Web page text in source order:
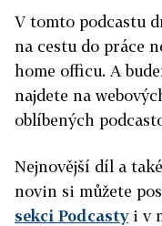
V tomto podcastu
na cestu do práce
home officu. A
najdete na
oblíbených
Nejnovější díl a
novin si můžete
sekci Podcastyi v